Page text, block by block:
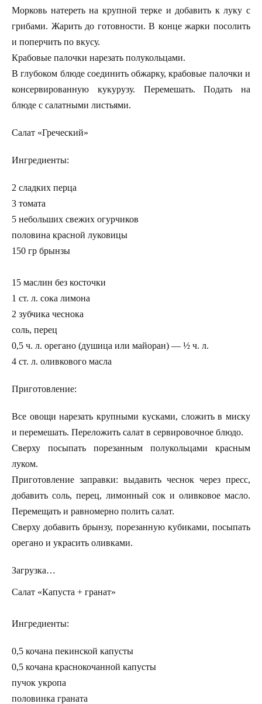
Морковь натереть на крупной терке и добавить к луку с
грибами. Жарить до готовности. В конце жарки посолить
и поперчить по вкусу.
Крабовые палочки нарезать полукольцами.
В глубоком блюде соединить обжарку, крабовые палочки и
консервированную кукурузу. Перемешать. Подать на
блюде с салатными листьями.
Салат «Греческий»
Ингредиенты:
2 сладких перца
3 томата
5 небольших свежих огурчиков
половина красной луковицы
150 гр брынзы
15 маслин без косточки
1 ст. л. сока лимона
2 зубчика чеснока
соль, перец
0,5 ч. л. орегано (душица или майоран) — ½ ч. л.
4 ст. л. оливкового масла
Приготовление:
Все овощи нарезать крупными кусками, сложить в миску
и перемешать. Переложить салат в сервировочное блюдо.
Сверху посыпать порезанным полукольцами красным
луком.
Приготовление заправки: выдавить чеснок через пресс,
добавить соль, перец, лимонный сок и оливковое масло.
Перемещать и равномерно полить салат.
Сверху добавить брынзу, порезанную кубиками, посыпать
орегано и украсить оливками.
Загрузка…
Салат «Капуста + гранат»
Ингредиенты:
0,5 кочана пекинской капусты
0,5 кочана краснокочанной капусты
пучок укропа
половинка граната